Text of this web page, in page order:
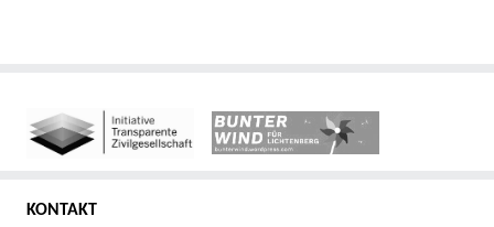
KONTAKT